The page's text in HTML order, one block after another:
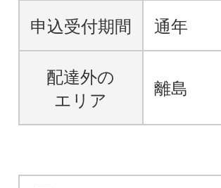
申込受付期間 通年
配達外の
エリア
離島